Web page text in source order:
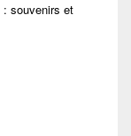
: souvenirs et